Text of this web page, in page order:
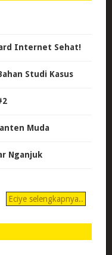
Internet Sehat!
Studi Kasus
Muda
Nganjuk
Eciye selengkapnya..